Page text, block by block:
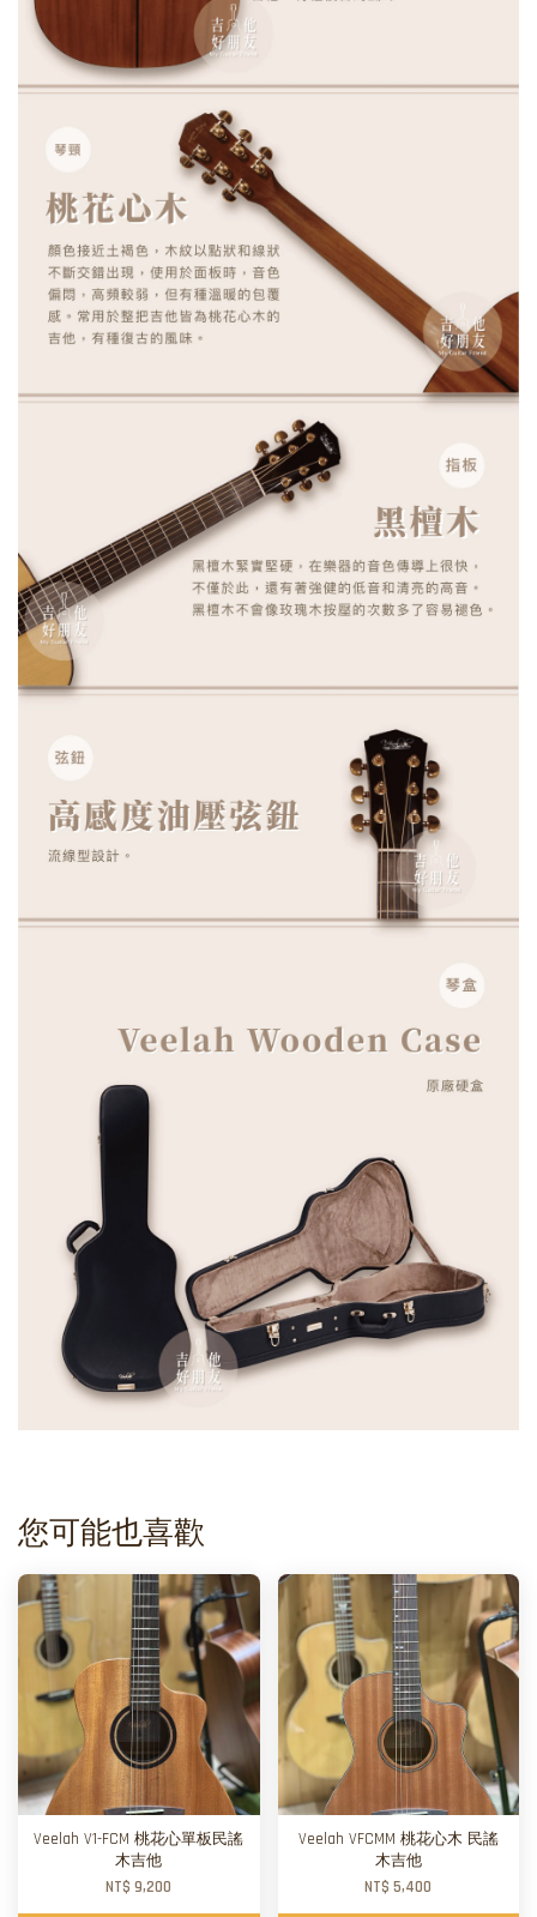
您可能也喜歡
Veelah V1-FCM 桃花心單板民謠
木吉他
NT$ 9,200
Veelah VFCMM 桃花心木 民謠
木吉他
NT$ 5,400